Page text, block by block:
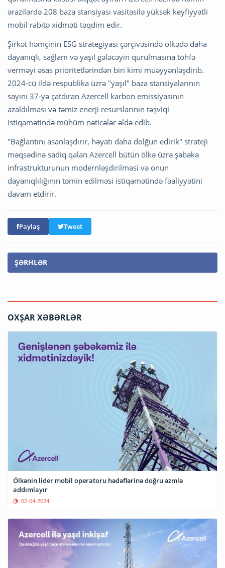
ərazilərdə 208 baza stansiyası vasitəsilə yüksək keyfiyyətli
mobil rabitə xidməti təqdim edir.
Şirkət həmçinin ESG strategiyası çərçivəsində ölkədə daha
dayanıqlı, sağlam və yaşıl gələcəyin qurulmasına töhfə
verməyi əsas prioritetlərindən biri kimi müəyyənləşdirib.
2024-cü ildə respublika üzrə "yaşıl" baza stansiyalarının
sayını 37-yə çatdıran Azercell karbon emissiyasının
azaldılması və təmiz enerji resurslarının təşviqi
istiqamətində mühüm nəticələr əldə edib.
"Bağlantını asanlaşdırır, həyatı daha dolğun edirik" strateji
məqsədinə sadiq qalan Azercell bütün ölkə üzrə şəbəkə
infrastrukturunun modernləşdirilməsi və onun
dayanıqlılığının təmin edilməsi istiqamətində fəaliyyətini
davam etdirir.
Paylaş Tweet
ŞƏRHLƏR
OXŞAR XƏBƏRLƏR
Ölkənin lider mobil operatoru hədəflərinə doğru əzmlə
addımlayır
02-04-2024